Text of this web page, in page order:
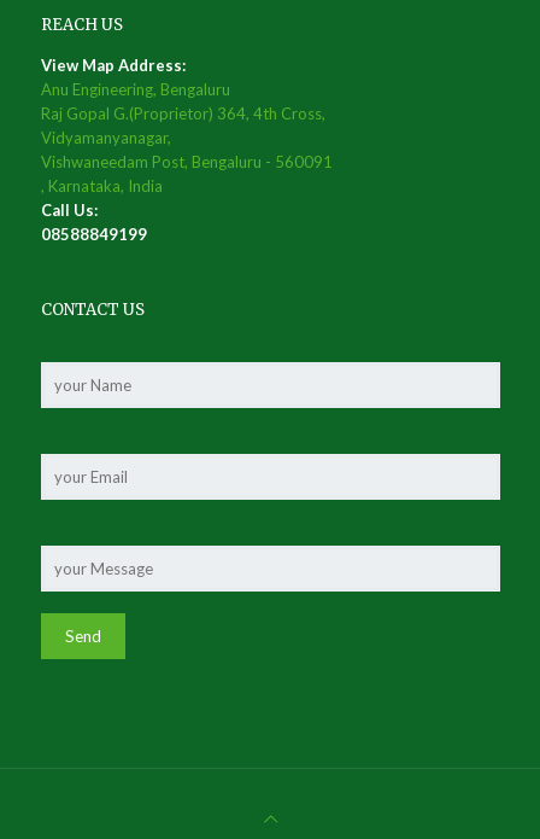
REACH US
View Map Address:
Anu Engineering, Bengaluru
Raj Gopal G.(Proprietor) 364, 4th Cross,
Vidyamanyanagar,
Vishwaneedam Post, Bengaluru - 560091
, Karnataka, India
Call Us:
08588849199
CONTACT US